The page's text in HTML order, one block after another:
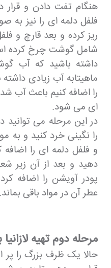
هنگام تفت دادن و
فلفل دلمه ای را نیز به
ریز کرده و بعد قارچ و
شامل گوشت چرخ کرده
داشته باشید که آب
ماهیتابه آب زیادی
را اضافه کنیم باعث آب
ای می شود.
در این مرحله می
را نگینی خرد کنید و به
دهید و بعد از آن زیر
پودر آویشن را اضافه
عطر آن در مواد باقی بماند.
مرحله دوم تهیه
حالا یک ظرف بزرگ را